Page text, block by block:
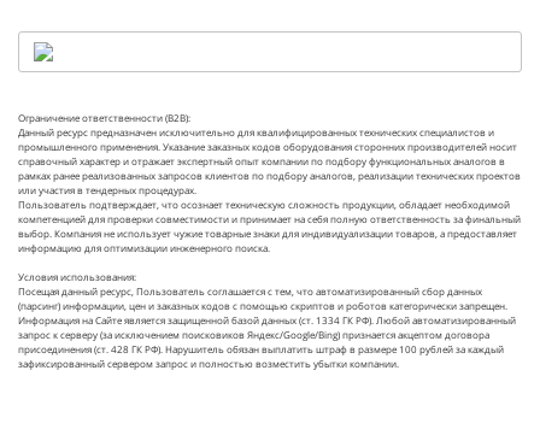
Ограничение ответственности (B2B):
Данный ресурс предназначен исключительно для квалифицированных технических специалистов и
промышленного применения. Указание заказных кодов оборудования сторонних производителей носит
справочный характер и отражает экспертный опыт компании по подбору функциональных аналогов в
рамках ранее реализованных запросов клиентов по подбору аналогов, реализации технических проектов
или участия в тендерных процедурах.
Пользователь подтверждает, что осознает техническую сложность продукции, обладает необходимой
компетенцией для проверки совместимости и принимает на себя полную ответственность за финальный
выбор. Компания не использует чужие товарные знаки для индивидуализации товаров, а предоставляет
информацию для оптимизации инженерного поиска.
Условия использования:
Посещая данный ресурс, Пользователь соглашается с тем, что автоматизированный сбор данных
(парсинг) информации, цен и заказных кодов с помощью скриптов и роботов категорически запрещен.
Информация на Сайте является защищенной базой данных (ст. 1334 ГК РФ). Любой автоматизированный
запрос к серверу (за исключением поисковиков Яндекс/Google/Bing) признается акцептом договора
присоединения (ст. 428 ГК РФ). Нарушитель обязан выплатить штраф в размере 100 рублей за каждый
зафиксированный сервером запрос и полностью возместить убытки компании.